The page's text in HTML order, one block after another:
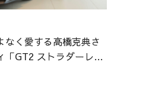
なく愛する高橋克典さ
「GT2 ストラダーレ」